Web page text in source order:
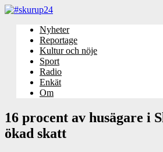
Nyheter
Reportage
Kultur och nöje
Sport
Radio
Enkät
Om
16 procent av husägare i
ökad skatt